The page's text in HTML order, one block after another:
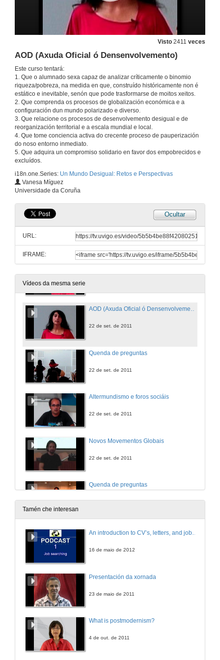
Visto 2411 veces
AOD (Axuda Oficial ó Densenvolvemento)
Este curso tentará:
1. Que o alumnado sexa capaz de analizar críticamente o binomio
riqueza/pobreza, na medida en que, construído históricamente non é
estático e inevitable, senón que pode trasformarse de moitos xeitos.
2. Que comprenda os procesos de globalización económica e a
configuración dun mundo polarizado e diverso.
3. Que relacione os procesos de desenvolvemento desigual e de
reorganización territorial e a escala mundial e local.
4. Que tome conciencia activa do crecente proceso de pauperización
do noso entorno inmediato.
5. Que adquira un compromiso solidario en favor dos empobrecidos e
excluídos.
i18n.one.Series: Un Mundo Desigual: Retos e Perspectivas
Vanesa Míguez
Universidade da Coruña
Ocultar
URL:
IFRAME:
Vídeos da mesma serie
20 de set. de 2011
Programa de Coñenemento da Realidade en Honduras
Unha achega á situación das mulleres na India
21 de set. de 2011
Inmigración
21 de set. de 2011
Quenda de preguntas
Pobreza nos países desenvolvidos
21 de set. de 2011
O modelo enerxético actual e alternativas
AOD (Axuda Oficial ó Densenvolvemento)
22 de set. de 2011
Quenda de preguntas
22 de set. de 2011
Altermundismo e foros sociáis
22 de set. de 2011
Novos Movementos Globais
22 de set. de 2011
Quenda de preguntas
22 de set. de 2011
Tamén che interesan
An introduction to CV’s, letters, and job searching
16 de maio de 2012
Presentación da xornada
23 de maio de 2011
What is postmodernism?
4 de out. de 2011